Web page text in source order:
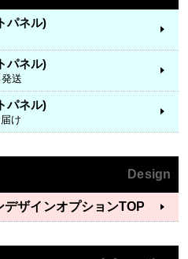
パネル)
パネル)
送
パネル)
け
Design
デザインオプションTOP